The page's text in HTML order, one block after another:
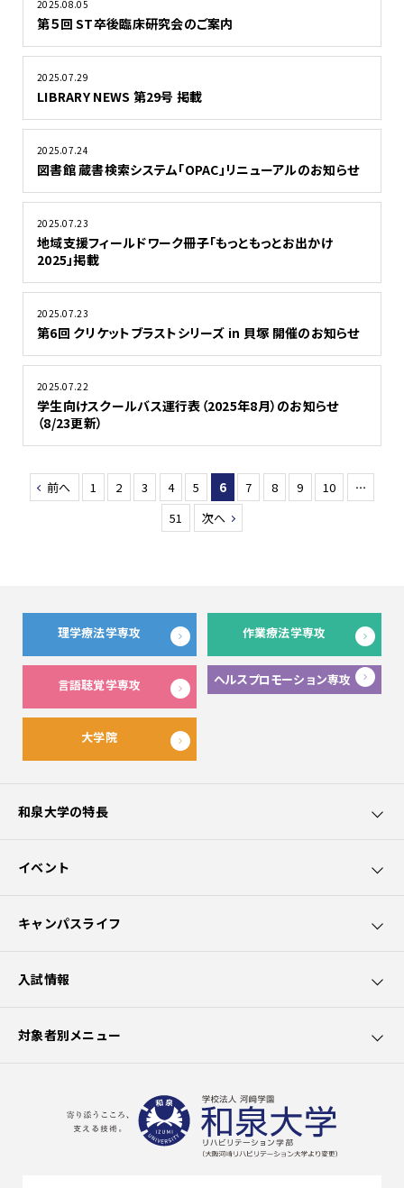
2025.08.05
第５回 ST卒後臨床研究会のご案内
2025.07.29
LIBRARY NEWS 第29号 掲載
2025.07.24
図書館 蔵書検索システム「OPAC」リニューアルのお知らせ
2025.07.23
地域支援フィールドワーク冊子「もっともっとお出かけ
2025」掲載
2025.07.23
第6回 クリケットブラストシリーズ in 貝塚 開催のお知らせ
2025.07.22
学生向けスクールバス運行表（2025年8月）のお知らせ
（8/23更新）
前へ 1 2 3 4 5 6 7 8 9 10
…
51
次へ
理学療法学専攻 作業療法学専攻
言語聴覚学専攻 ヘルスプロモーション専攻
大学院
和泉大学の特長
和泉大学5つのポイント
イベント
オープンキャンパス
キャンパスライフ
学生サポート
施設の利用
入試情報
募集要項
選抜試験一覧
対象者別メニュー
卒業生の方へ